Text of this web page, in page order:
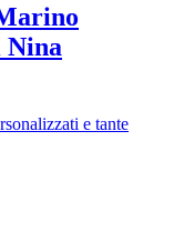
Nina
e tante